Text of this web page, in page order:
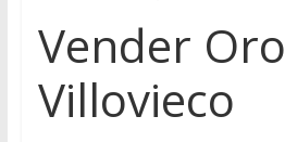
Vender
Villovieco